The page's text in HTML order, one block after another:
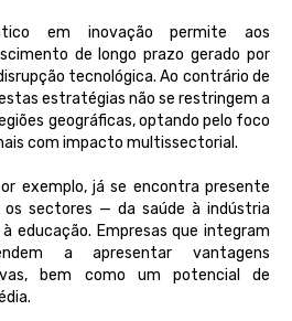
em inovação permite aos
de longo prazo gerado por
tecnológica. Ao contrário de
estratégias não se restringem a
geográficas, optando pelo foco
com impacto multissectorial.
exemplo, já se encontra presente
sectores — da saúde à indústria
educação. Empresas que integram
a apresentar vantagens
bem como um potencial de